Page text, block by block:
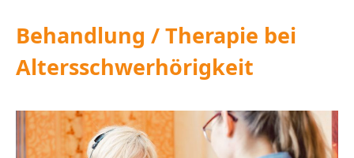
Behandlung / Therapie bei
Altersschwerhörigkeit